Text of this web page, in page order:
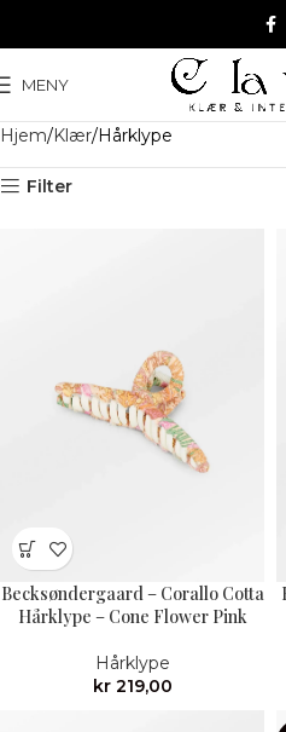
MENY
Hjem Klær Hårklype
Filter
Becksøndergaard – Corallo Cotta
Hårklype – Cone Flower Pink
Hårklype
kr219,00